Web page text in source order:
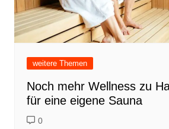
weitere Themen
Noch mehr Wellness zu
für eine eigene Sauna
0